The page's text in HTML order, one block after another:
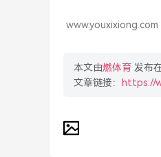
www.youxixiong.com
本文由燃体育 发布
文章链接：
https://